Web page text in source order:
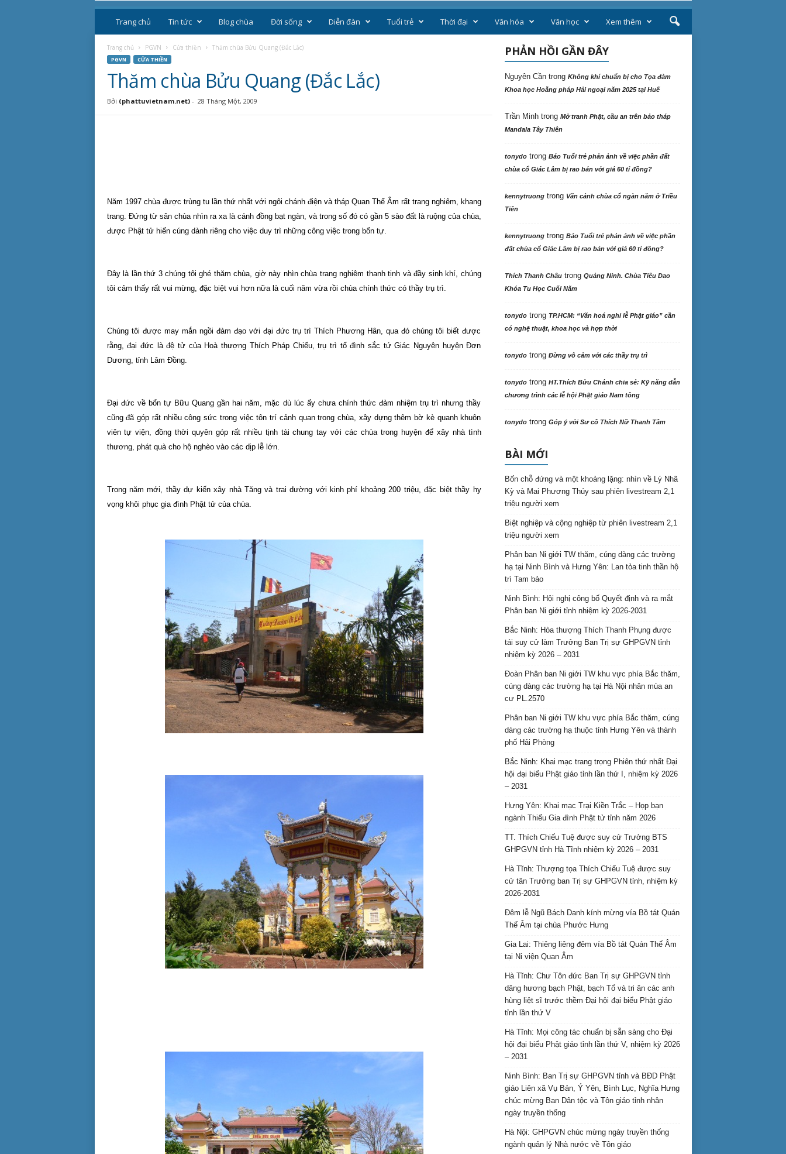
i
Trang chủ Tin tức Blog chùa Đời sống Diễn đàn Tuổi trẻ Thời đại Văn hóa Văn học Xem thêm
Trang chủ PGVN Cửa thiền Thăm chùa Bửu Quang (Đắc Lắc)
PGVN CỬA THIỀN
Thăm chùa Bửu Quang (Đắc Lắc)
Bởi (phattuvietnam.net)- 28 Tháng Một, 2009
Năm 1997 chùa được trùng tu lần thứ nhất với ngôi chánh điện và tháp Quan Thế Âm rất trang nghiêm, khang
trang. Đứng từ sân chùa nhìn ra xa là cánh đồng bạt ngàn, và trong số đó có gần 5 sào đất là ruộng của chùa,
được Phật tử hiến cúng dành riêng cho việc duy trì những công việc trong bổn tự.
Đây là lần thứ 3 chúng tôi ghé thăm chùa, giờ này nhìn chùa trang nghiêm thanh tịnh và đầy sinh khí, chúng
tôi cảm thấy rất vui mừng, đặc biệt vui hơn nữa là cuối năm vừa rồi chùa chính thức có thầy trụ trì.
Chúng tôi được may mắn ngồi đàm đạo với đại đức trụ trì Thích Phương Hân, qua đó chúng tôi biết được
rằng, đại đức là đệ tử của Hoà thượng Thích Pháp Chiếu, trụ trì tổ đình sắc tứ Giác Nguyên huyện Đơn
Dương, tỉnh Lâm Đồng.
Đại đức về bổn tự Bữu Quang gần hai năm, mặc dù lúc ấy chưa chính thức đảm nhiệm trụ trì nhưng thầy
cũng đã góp rất nhiều công sức trong việc tôn trí cảnh quan trong chùa, xây dựng thêm bờ kè quanh khuôn
viên tự viện, đồng thời quyên góp rất nhiều tịnh tài chung tay với các chùa trong huyện để xây nhà tình
thương, phát quà cho hộ nghèo vào các dịp lễ lớn.
Trong năm mới, thầy dự kiến xây nhà Tăng và trai dường với kinh phí khoảng 200 triệu, đặc biệt thầy hy
vọng khôi phục gia đình Phật tử của chùa.
PHẢN HỒI GẦN ĐÂY
Nguyên Cầntrong Không khí chuẩn bị cho Tọa đàm
Khoa học Hoằng pháp Hải ngoại năm 2025 tại Huế
Trần Minhtrong Mở tranh Phật, cầu an trên bảo tháp
Mandala Tây Thiên
tonydotrong Báo Tuổi trẻ phản ảnh về việc phần đất
chùa cổ Giác Lâm bị rao bán với giá 60 tỉ đồng?
kennytruongtrong Vãn cảnh chùa cổ ngàn năm ở Triều
Tiên
kennytruongtrong Báo Tuổi trẻ phản ảnh về việc phần
đất chùa cổ Giác Lâm bị rao bán với giá 60 tỉ đồng?
Thích Thanh Châutrong Quảng Ninh. Chùa Tiêu Dao
Khóa Tu Học Cuối Năm
tonydotrong TP.HCM: “Văn hoá nghi lễ Phật giáo” cần
có nghệ thuật, khoa học và hợp thời
tonydotrong Đừng vô cảm với các thầy trụ trì
tonydotrong HT.Thích Bửu Chánh chia sẻ: Kỹ năng dẫn
chương trình các lễ hội Phật giáo Nam tông
tonydotrong Góp ý với Sư cô Thích Nữ Thanh Tâm
BÀI MỚI
Bốn chỗ đứng và một khoảng lặng: nhìn về Lý Nhã
Kỳ và Mai Phương Thúy sau phiên livestream 2,1
triệu người xem
Biệt nghiệp và cộng nghiệp từ phiên livestream 2,1
triệu người xem
Phân ban Ni giới TW thăm, cúng dàng các trường
hạ tại Ninh Bình và Hưng Yên: Lan tỏa tinh thần hộ
trì Tam bảo
Ninh Bình: Hội nghị công bố Quyết định và ra mắt
Phân ban Ni giới tỉnh nhiệm kỳ 2026-2031
Bắc Ninh: Hòa thượng Thích Thanh Phụng được
tái suy cử làm Trưởng Ban Trị sự GHPGVN tỉnh
nhiệm kỳ 2026 – 2031
Đoàn Phân ban Ni giới TW khu vực phía Bắc thăm,
cúng dàng các trường hạ tại Hà Nội nhân mùa an
cư PL.2570
Phân ban Ni giới TW khu vực phía Bắc thăm, cúng
dàng các trường hạ thuộc tỉnh Hưng Yên và thành
phố Hải Phòng
Bắc Ninh: Khai mạc trang trọng Phiên thứ nhất Đại
hội đại biểu Phật giáo tỉnh lần thứ I, nhiệm kỳ 2026
– 2031
Hưng Yên: Khai mạc Trại Kiền Trắc – Họp bạn
ngành Thiếu Gia đình Phật tử tỉnh năm 2026
TT. Thích Chiếu Tuệ được suy cử Trưởng BTS
GHPGVN tỉnh Hà Tĩnh nhiệm kỳ 2026 – 2031
Hà Tĩnh: Thượng tọa Thích Chiếu Tuệ được suy
cử tân Trưởng ban Trị sự GHPGVN tỉnh, nhiệm kỳ
2026-2031
Đêm lễ Ngũ Bách Danh kính mừng vía Bồ tát Quán
Thế Âm tại chùa Phước Hưng
Gia Lai: Thiêng liêng đêm vía Bồ tát Quán Thế Âm
tại Ni viện Quan Âm
Hà Tĩnh: Chư Tôn đức Ban Trị sự GHPGVN tỉnh
dâng hương bạch Phật, bạch Tổ và tri ân các anh
hùng liệt sĩ trước thềm Đại hội đại biểu Phật giáo
tỉnh lần thứ V
Hà Tĩnh: Mọi công tác chuẩn bị sẵn sàng cho Đại
hội đại biểu Phật giáo tỉnh lần thứ V, nhiệm kỳ 2026
– 2031
Ninh Bình: Ban Trị sự GHPGVN tỉnh và BĐD Phật
giáo Liên xã Vụ Bản, Ý Yên, Bình Lục, Nghĩa Hưng
chúc mừng Ban Dân tộc và Tôn giáo tỉnh nhân
ngày truyền thống
Hà Nội: GHPGVN chúc mừng ngày truyền thống
ngành quản lý Nhà nước về Tôn giáo